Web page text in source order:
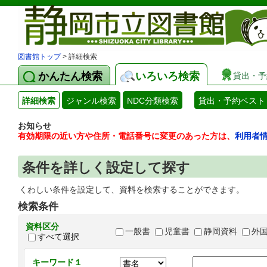
図書館トップ> 詳細検索
かんたん検索 いろいろ検索 貸出・
詳細検索 ジャンル検索 NDC分類検索 貸出・予約ベスト
お知らせ
有効期限の近い方や住所・電話番号に変更のあった方は、 利用者
条件を詳しく設定して探す
くわしい条件を設定して、資料を検索することができます。
検索条件
資料区分
すべて選択
一般書 児童書 静岡資料 外
キーワード１